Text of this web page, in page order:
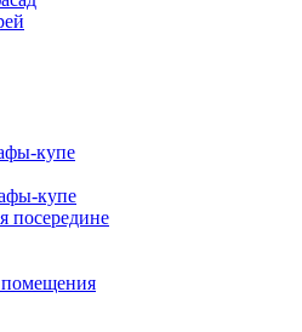
купе
купе
посередине
помещения